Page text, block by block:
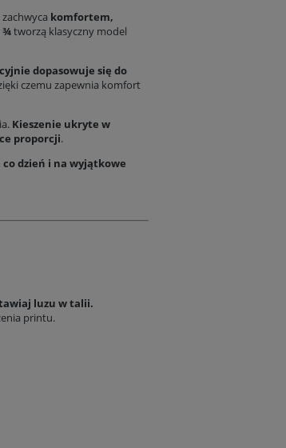
komfortem,
¾tworzą klasyczny model
dopasowuje się do
czemu zapewnia komfort
Kieszenie ukryte w
proporcji.
dzień i na wyjątkowe
luzu w talii.
printu.